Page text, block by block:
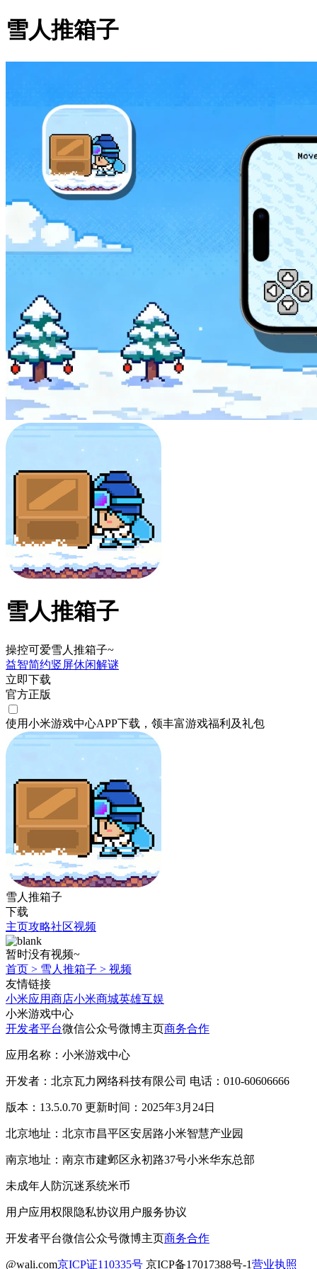
雪人推箱子
雪人推箱子
操控可爱雪人推箱子~
益智简约竖屏休闲解谜
立即下载
官方正版
使用小米游戏中心APP下载 ，领丰富游戏福利 及礼包
雪人推箱子
下载
主页攻略社区视频
暂时没有视频~
首页 > 雪人推箱子 > 视频
友情链接
小米应用商店小米商城英雄互娱
小米游戏中心
开发者平台微信公众号微博主页商务合作
应用名称：小米游戏中心
开发者：北京瓦力网络科技有限公司 电话：010-60606666
版本：13.5.0.70 更新时间：2025年3月24日
北京地址：北京市昌平区安居路小米智慧产业园
南京地址：南京市建邺区永初路37号小米华东总部
未成年人防沉迷系统米币
用户应用权限隐私协议用户服务协议
开发者平台微信公众号微博主页商务合作
@wali.com京ICP证110335号 京ICP备17017388号-1营业执照